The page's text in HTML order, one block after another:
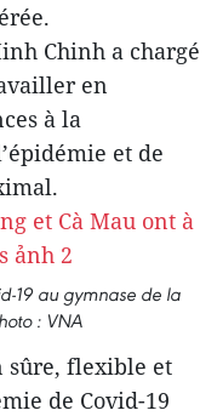
Chinh a chargé
en
à la
et de
19 au gymnase de la
: VNA
sûre, flexible et
de Covid-19